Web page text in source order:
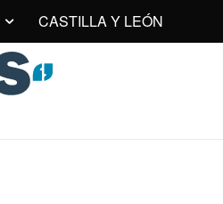
CASTILLA Y LEÓN